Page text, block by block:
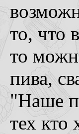
то, что
то
пива,
"Наше
тех кто